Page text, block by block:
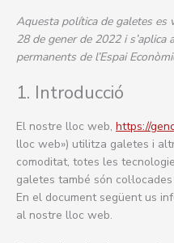
Aquesta política de galetes es
28 de gener de 2022 i
permanents de l’Espai
1. Introducció
El nostre lloc web, https://
lloc web») utilitza galetes i
comoditat, totes les
galetes també són
En el document següent us
al nostre lloc web.